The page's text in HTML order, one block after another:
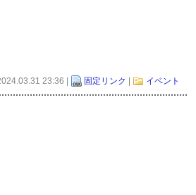
23:36 | 固定リンク | イベント